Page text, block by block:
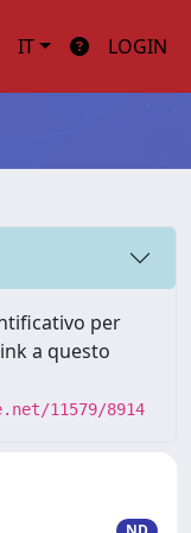
IT LOGIN
per
a questo
11579/8914